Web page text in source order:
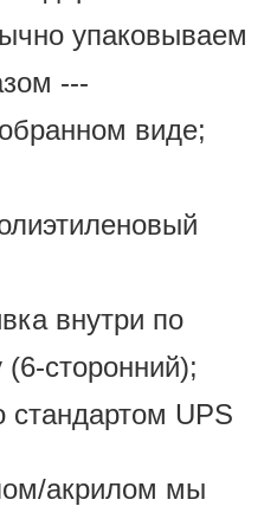
упаковываем
---
виде;
внутри по
сторонний);
стандартом UPS
акрилом мы